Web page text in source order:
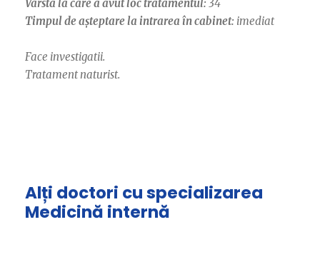
Vârsta la care a avut loc tratamentul: 34
Timpul de așteptare la intrarea în cabinet: imediat
Face investigatii.
Tratament naturist.
Alți doctori cu specializarea
Medicină internă